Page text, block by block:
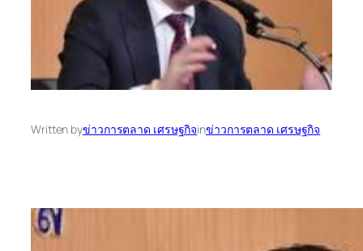
Written byข่าวการตลาด เศรษฐกิจinข่าวการตลาด เศรษฐกิจ